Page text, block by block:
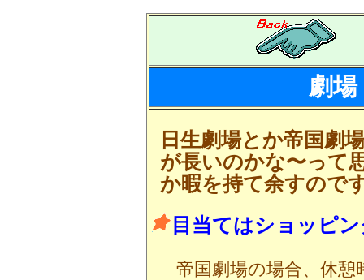
劇
日生劇場とか帝国劇
が長いのかな〜って
か暇を持て余すので
目当てはショッピ
帝国劇場の場合、休